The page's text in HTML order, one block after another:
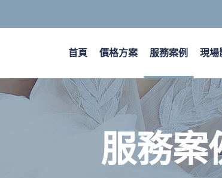
首頁 價格方案 服務案例 現場
服務案